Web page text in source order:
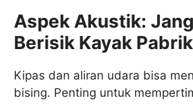
Aspek Akustik:
Berisik Kayak
Kipas dan aliran udara bisa
bising. Penting untuk